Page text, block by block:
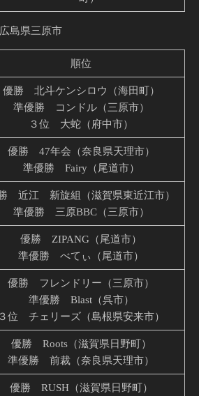
島県三原市
順位
優勝 北斗ケンシロウ（海田町）
準優勝 コンドル（三原市）
３位 大蛇（府中市）
優勝 47年会（奈良県天理市）
準優勝 Fairy（尾道市）
近江 新旋組（滋賀県東近江市）
準優勝 三原BBC（三原市）
優勝 ZIPANG（尾道市）
準優勝 べてぃ（尾道市）
優勝 フレンドリー（三原市）
準優勝 Blast（呉市）
３位 チェリーズ（島根県安来市）
優勝 Roots（滋賀県日野町）
準優勝 前裁（奈良県天理市）
優勝 RUSH（滋賀県日野町）